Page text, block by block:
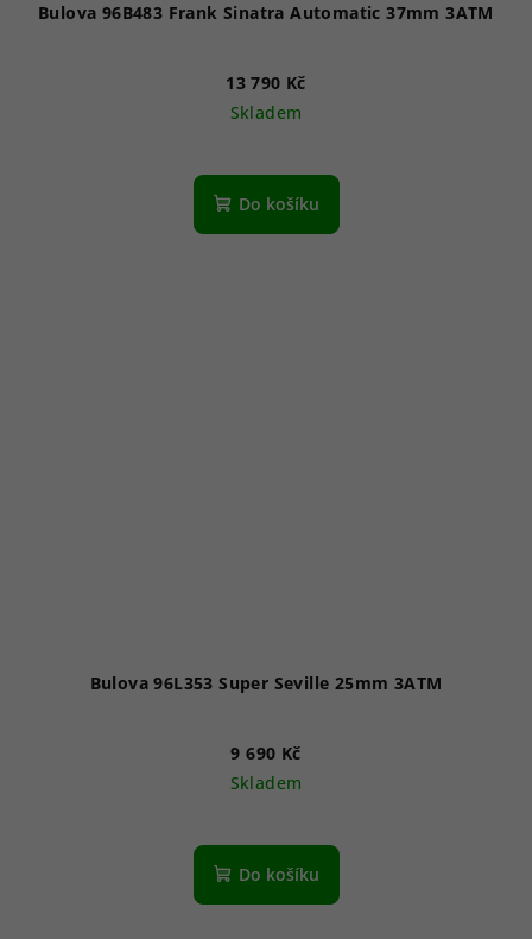
Bulova 96B483 Frank Sinatra Automatic 37mm 3ATM
13 790 Kč
Skladem
Do košíku
Bulova 96L353 Super Seville 25mm 3ATM
9 690 Kč
Skladem
Do košíku